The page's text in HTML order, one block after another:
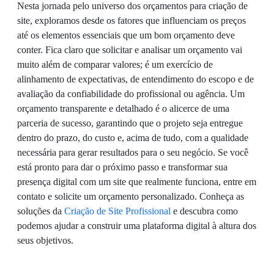
Nesta jornada pelo universo dos orçamentos para criação de
site, exploramos desde os fatores que influenciam os preços
até os elementos essenciais que um bom orçamento deve
conter. Fica claro que solicitar e analisar um orçamento vai
muito além de comparar valores; é um exercício de
alinhamento de expectativas, de entendimento do escopo e de
avaliação da confiabilidade do profissional ou agência. Um
orçamento transparente e detalhado é o alicerce de uma
parceria de sucesso, garantindo que o projeto seja entregue
dentro do prazo, do custo e, acima de tudo, com a qualidade
necessária para gerar resultados para o seu negócio. Se você
está pronto para dar o próximo passo e transformar sua
presença digital com um site que realmente funciona, entre em
contato e solicite um orçamento personalizado. Conheça as
soluções da Criação de Site Profissional e descubra como
podemos ajudar a construir uma plataforma digital à altura dos
seus objetivos.